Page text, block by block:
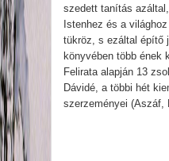
szedett tanítás
Istenhez és a
tükröz, s ezáltal építő
könyvében több ének
Felirata alapján 13
Dávidé, a többi hét
szerzeményei (Aszáf,